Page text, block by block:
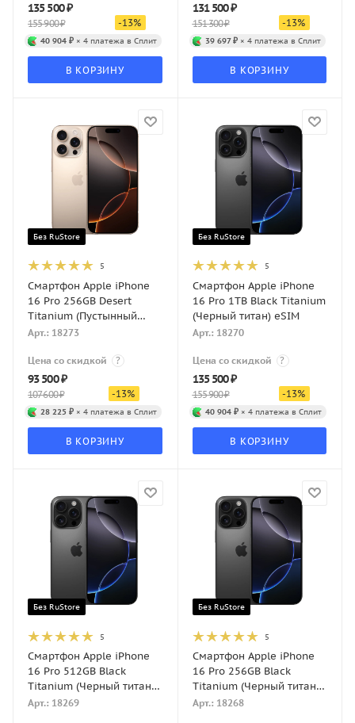
135 500₽
155 900₽ -13%
40 904 ₽ × 4 платежа в Сплит
В КОРЗИНУ
131 500₽
151 300₽ -13%
39 697 ₽× 4 платежа в Сплит
В КОРЗИНУ
Без RuStore
5
Смартфон Apple iPhone
16 Pro 256GB Desert
Titanium (Пустынный
титан) eSIM
Арт.: 18273
Цена со скидкой ?
93 500₽
107 600₽ -13%
28 225 ₽ × 4 платежа в Сплит
В КОРЗИНУ
Без RuStore
5
Смартфон Apple iPhone
16 Pro 1TB Black Titanium
(Черный титан) eSIM
Арт.: 18270
Цена со скидкой ?
135 500₽
155 900₽ -13%
40 904 ₽× 4 платежа в Сплит
В КОРЗИНУ
Без RuStore
5
Смартфон Apple iPhone
16 Pro 512GB Black
Titanium (Черный титан)
eSIM
Арт.: 18269
Без RuStore
5
Смартфон Apple iPhone
16 Pro 256GB Black
Titanium (Черный титан)
eSIM
Арт.: 18268